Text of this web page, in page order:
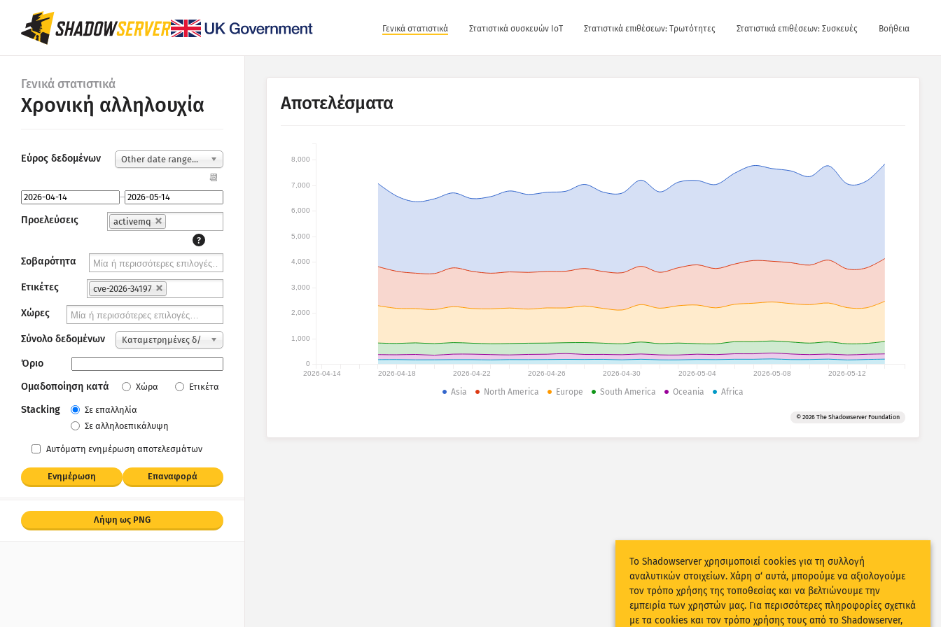
Γενικά στατιστικά Στατιστικά συσκευών IoT Στατιστικά επιθέσεων: Τρωτότητες Στατιστικά επιθέσεων: Συσκευές Βοήθεια
Γενικά στατιστικά
Χρονική αλληλουχία
Εύρος δεδομένων Other date range...
📆
–
Προελεύσεις
activemq
?
Σοβαρότητα
Ετικέτες cve-2026-34197
Χώρες
Σύνολο δεδομένων
Καταμετρημένες δ/
νσεις IP
Όριο
Ομαδοποίηση κατά
Χώρα Ετικέτα
Stacking
Σε επαλληλία
Σε αλληλοεπικάλυψη
Αυτόματη ενημέρωση αποτελεσμάτων
Ενημέρωση Επαναφορά
Λήψη ως PNG
Αποτελέσματα
2026-04-14 2026-04-18 2026-04-22 2026-04-26 2026-04-30 2026-05-04 2026-05-08 2026-05-12
0
1,000
2,000
3,000
4,000
5,000
6,000
7,000
8,000
Asia North America Europe South America Oceania Africa
© 2026 The Shadowserver Foundation
Το Shadowserver χρησιμοποιεί cookies για τη συλλογή
αναλυτικών στοιχείων. Χάρη σ‘ αυτά, μπορούμε να αξιολογούμε
τον τρόπο χρήσης της τοποθεσίας και να βελτιώνουμε την
εμπειρία των χρηστών μας. Για περισσότερες πληροφορίες σχετικά
με τα cookies και τον τρόπο χρήσης τους από το Shadowserver,